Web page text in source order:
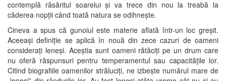
contemplă răsăritul soarelui și va trece din nou la treabă la
căderea nopții când toată natura se odihnește.
Cineva a spus că gunoiul este materie aflată într-un loc greșit.
Aceeași definiție se aplică în nouă din zece cazuri de oameni
considerați leneși. Aceștia sunt oameni rătăciți pe un drum care
nu oferă răspunsuri pentru temperamentul sau capacitățile lor.
Citind biografiile oamenilor străluciți, ne izbește numărul mare de